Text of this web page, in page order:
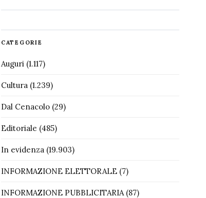
CATEGORIE
Auguri(1.117)
Cultura(1.239)
Dal Cenacolo(29)
Editoriale (485)
In evidenza(19.903)
INFORMAZIONE ELETTORALE(7)
INFORMAZIONE PUBBLICITARIA(87)